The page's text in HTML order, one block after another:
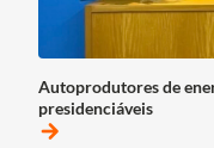
Autoprodutores de
presidenciáveis
arrow_forward